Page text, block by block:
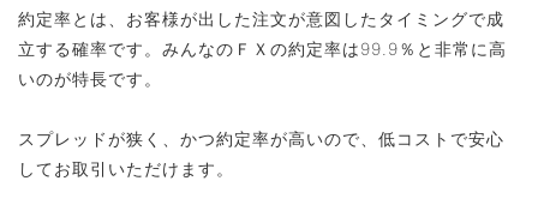
約定率とは、お客様が出した注文が意図したタイミングで成
立する確率です。みんなのＦＸの約定率は99.9％と非常に高
いのが特長です。
スプレッドが狭く、かつ約定率が高いので、低コストで安心
してお取引いただけます。